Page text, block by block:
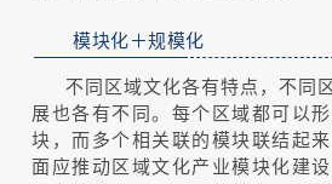
模块化＋规模化
不同区域文化各有特点，不同
展也各有不同。每个区域都可以
块，而多个相关联的模块联结起
面应推动区域文化产业模块化建